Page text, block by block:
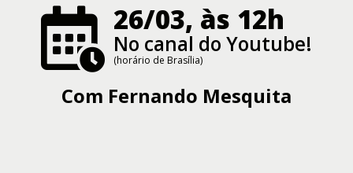
26/03, às 12h
No canal do Youtube!
(horário de Brasília)
Com Fernando Mesquita